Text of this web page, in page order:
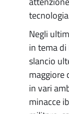
Negli
in tema di
slancio
maggiore
in vari
minacce